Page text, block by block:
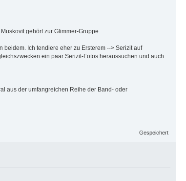
gehört zur Glimmer-Gruppe.
Ich tendiere eher zu Ersterem --> Serizit auf
ein paar Serizit-Fotos heraussuchen und auch
aus der umfangreichen Reihe der Band- oder
Gespeichert